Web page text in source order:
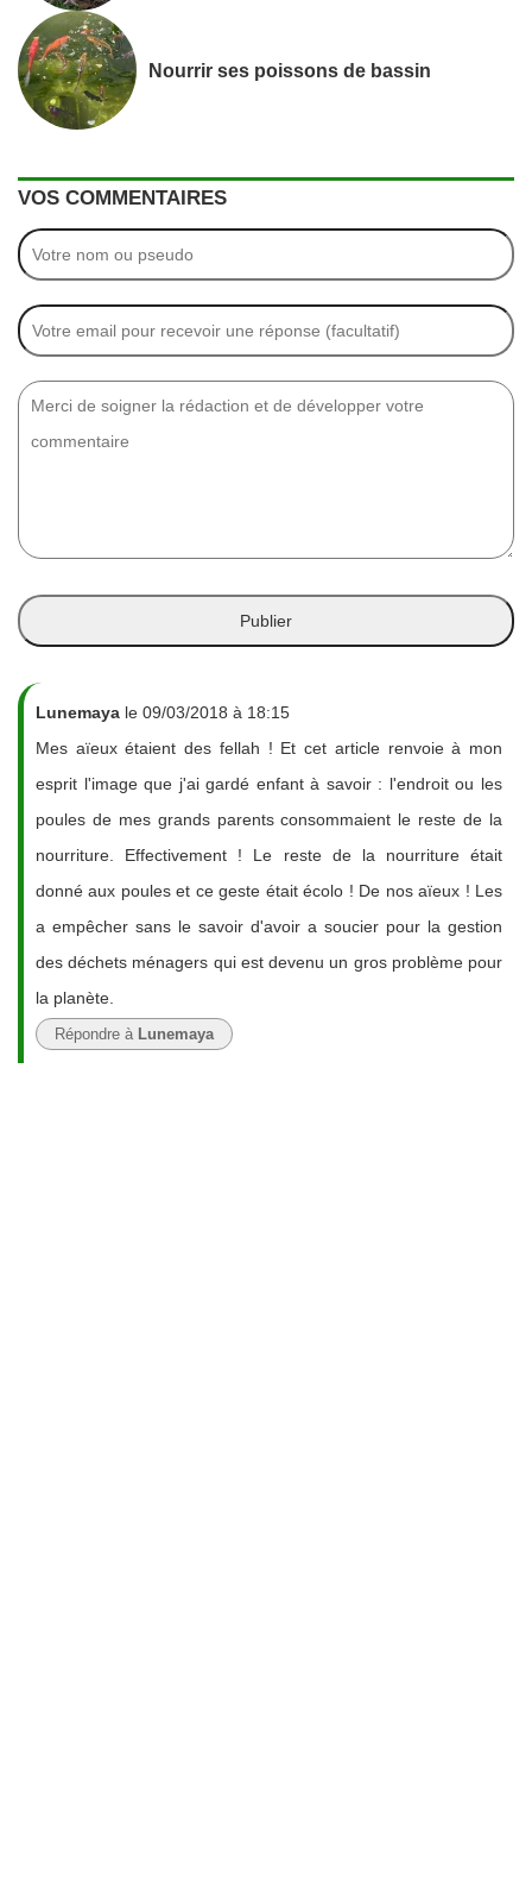
Nourrir ses poissons de bassin
VOS COMMENTAIRES
Lunemaya le 09/03/2018 à 18:15
Mes aïeux étaient des fellah ! Et cet article renvoie à mon
esprit l'image que j'ai gardé enfant à savoir : l'endroit ou les
poules de mes grands parents consommaient le reste de la
nourriture. Effectivement ! Le reste de la nourriture était
donné aux poules et ce geste était écolo ! De nos aïeux ! Les
a empêcher sans le savoir d'avoir a soucier pour la gestion
des déchets ménagers qui est devenu un gros problème pour
la planète.
Répondre à Lunemaya